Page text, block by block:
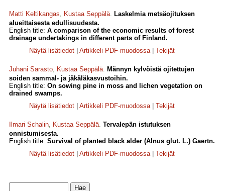
Matti Keltikangas, Kustaa Seppälä. Laskelmia metsäojituksen
alueittaisesta edullisuudesta.
English title: A comparison of the economic results of forest
drainage undertakings in different parts of Finland.
Näytä lisätiedot
Artikkeli PDF-muodossa| Tekijät
Juhani Sarasto, Kustaa Seppälä. Männyn kylvöistä ojitettujen
soiden sammal- ja jäkäläkasvustoihin.
English title: On sowing pine in moss and lichen vegetation on
drained swamps.
Näytä lisätiedot
Artikkeli PDF-muodossa| Tekijät
Ilmari Schalin, Kustaa Seppälä. Tervalepän istutuksen
onnistumisesta.
English title: Survival of planted black alder (Alnus glut. L.) Gaertn.
Näytä lisätiedot
Artikkeli PDF-muodossa| Tekijät